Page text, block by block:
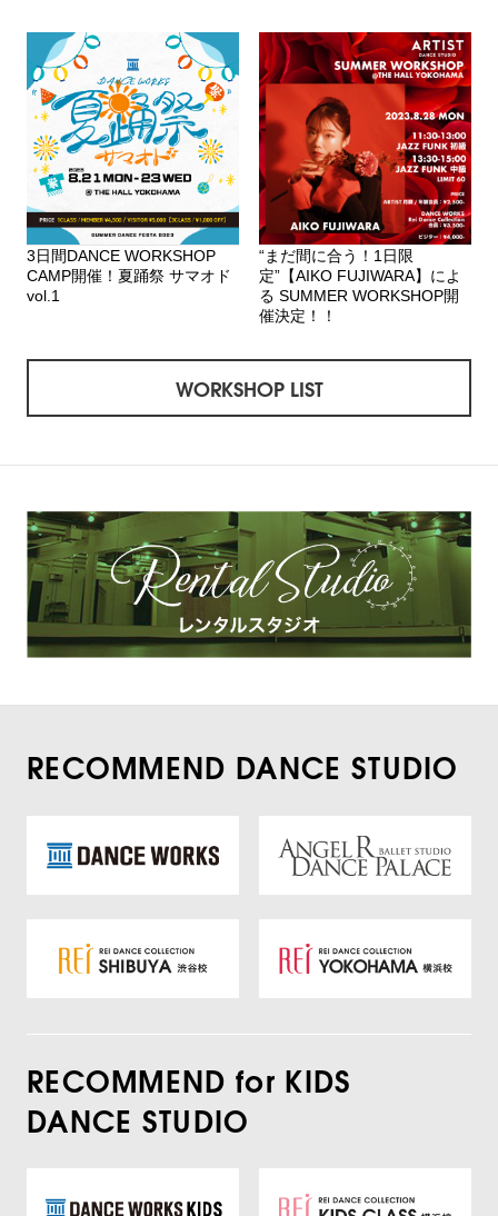
3日間DANCE WORKSHOP
CAMP開催！夏踊祭 サマオド
vol.1
“まだ間に合う！1日限
定”【AIKO FUJIWARA】によ
る SUMMER WORKSHOP開
催決定！！
WORKSHOP LIST
RECOMMEND DANCE STUDIO
RECOMMEND for KIDS
DANCE STUDIO